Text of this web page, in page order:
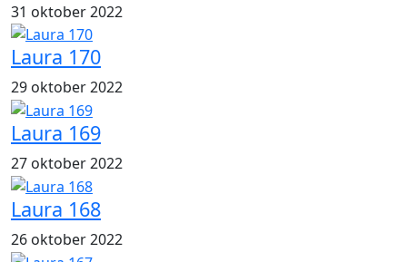
31 oktober 2022
Laura 170
29 oktober 2022
Laura 169
27 oktober 2022
Laura 168
26 oktober 2022